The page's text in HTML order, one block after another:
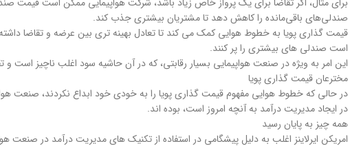
صندلی‌های باقی‌مانده را کاهش دهد تا مشتریان بیشتری جذب کند.
قیمت گذاری پویا به خطوط هوایی کمک می کند تا تعادل بهینه تری بین عرضه و تقاضا
است صندلی های بیشتری را پر کنند.
این امر به ویژه در صنعت هواپیمایی بسیار رقابتی، که در آن حاشیه سود اغلب ناچیز است
مخترعان قیمت گذاری پویا
در حالی که خطوط هوایی مفهوم قیمت گذاری پویا را به خودی خود ابداع نکردند، صنعت
در ایجاد مدیریت درآمد به آنچه امروز است، بوده اند.
همه چیز به پایان رسید